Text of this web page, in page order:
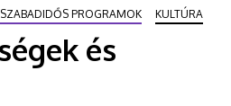
PROGRAMOK
KULTÚRA
és